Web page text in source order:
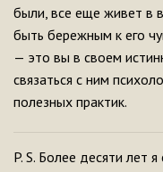
были, все еще живет в
быть бережным к его
— это вы в своем
связаться с ним
полезных практик.
P. S. Более десяти лет